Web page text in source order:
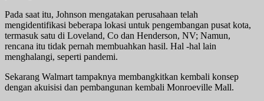
Pada saat itu, Johnson mengatakan perusahaan telah
mengidentifikasi beberapa lokasi untuk pengembangan pusat kota,
termasuk satu di Loveland, Co dan Henderson, NV; Namun,
rencana itu tidak pernah membuahkan hasil. Hal -hal lain
menghalangi, seperti pandemi.
Sekarang Walmart tampaknya membangkitkan kembali konsep
dengan akuisisi dan pembangunan kembali Monroeville Mall.